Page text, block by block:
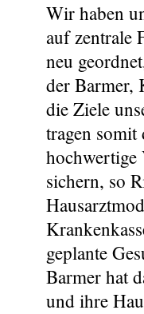
Wir haben
auf zentrale
neu
der Barmer,
die Ziele
tragen somit
hochwertige
sichern, so
geplante
Barmer hat
und ihre